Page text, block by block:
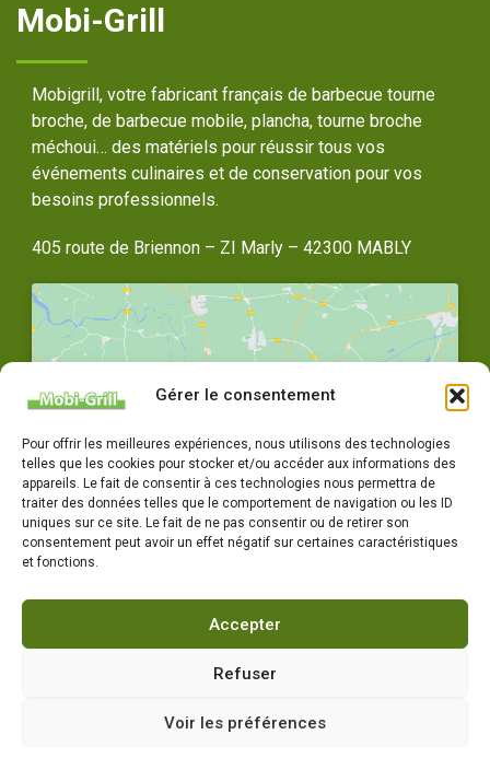
Gérer le consentement
Pour offrir les meilleures expériences, nous utilisons des technologies
telles que les cookies pour stocker et/ou accéder aux informations des
appareils. Le fait de consentir à ces technologies nous permettra de
traiter des données telles que le comportement de navigation ou les ID
uniques sur ce site. Le fait de ne pas consentir ou de retirer son
consentement peut avoir un effet négatif sur certaines caractéristiques
et fonctions.
Accepter
Refuser
Voir les préférences
Mobi-Grill
Mobigrill, votre fabricant français de barbecue tourne
broche, de barbecue mobile, plancha, tourne broche
méchoui… des matériels pour réussir tous vos
événements culinaires et de conservation pour vos
besoins professionnels.
405 route de Briennon – ZI Marly – 42300 MABLY
marketing et activer ce contenu
Horaires : Du lundi au vendredi 8h-12h / 14h-18h